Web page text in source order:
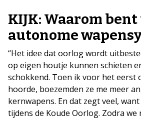
KIJK: Waarom bent
autonome
“Het idee dat oorlog wordt
op eigen houtje kunnen schieten
schokkend. Toen ik voor het eerst
hoorde, boezemden ze me meer
kernwapens. En dat zegt veel,
tijdens de Koude Oorlog. Zodra we